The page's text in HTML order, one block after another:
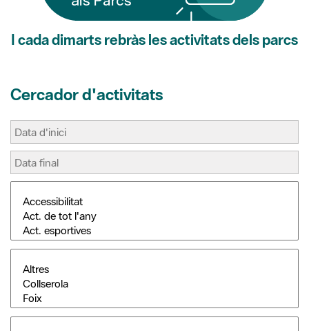
Cercador d'activitats